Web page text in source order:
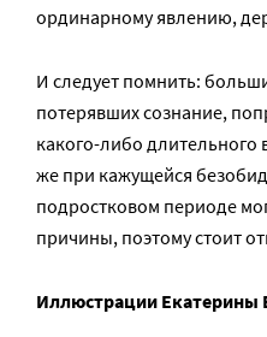
ординарному явлению,
И следует помнить:
потерявших сознание,
какого-либо длительного
же при кажущейся
подростковом периоде
причины, поэтому стоит
Иллюстрации Екатерины